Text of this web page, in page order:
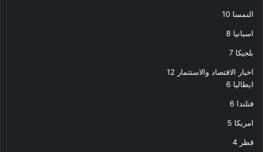
النمسا 10
اسبانيا 8
بلجيكا 7
اخبار الاقتصاد والاستثمار 12
ايطاليا 6
فنلندا 6
امريكا 5
قطر 4